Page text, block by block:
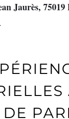
Jaurès, 75019